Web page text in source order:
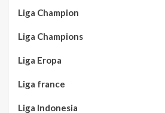
Liga Champion
Liga Champions
Liga Eropa
Liga france
Liga Indonesia